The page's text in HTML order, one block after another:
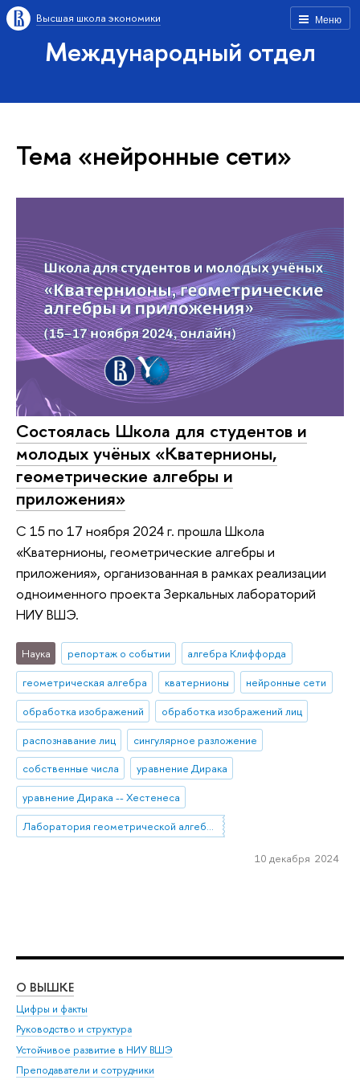
Меню
Высшая школа экономики
Международный отдел
Тема «нейронные сети»
Состоялась Школа для студентов и
молодых учёных «Кватернионы,
геометрические алгебры и
приложения»
С 15 по 17 ноября 2024 г. прошла Школа
«Кватернионы, геометрические алгебры и
приложения», организованная в рамках реализации
одноименного проекта Зеркальных лабораторий
НИУ ВШЭ.
Наука репортаж о событии
алгебра Клиффорда
геометрическая алгебра
кватернионы
нейронные сети
обработка изображений
обработка изображений лиц
распознавание лиц
сингулярное разложение
собственные числа
уравнение Дирака
уравнение Дирака -- Хестенеса
Лаборатория геометрической алгебры и приложений
10 декабря 2024
О ВЫШКЕ
Цифры и факты
Руководство и структура
Устойчивое развитие в НИУ ВШЭ
Преподаватели и сотрудники